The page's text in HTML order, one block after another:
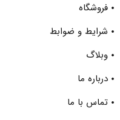
فروشگاه
شرایط و ضوابط
وبلاگ
درباره ما
تماس با ما